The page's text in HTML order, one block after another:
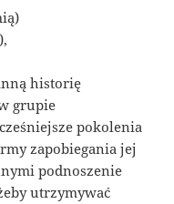
historię
grupie
pokolenia
zapobiegania jej
podnoszenie
utrzymywać